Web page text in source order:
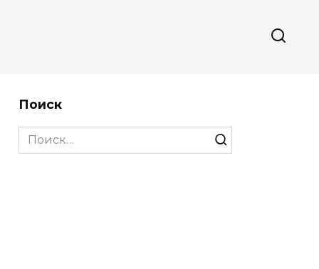
Поиск
Search
for: